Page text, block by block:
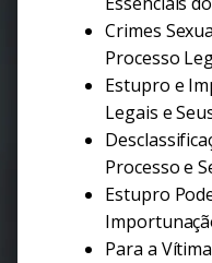
Crimes
Processo
Estupro e
Legais e
Processo e
Estupro
Para a